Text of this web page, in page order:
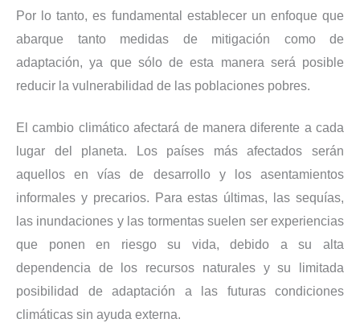
Por lo tanto, es fundamental establecer un enfoque que
abarque tanto medidas de mitigación como de
adaptación, ya que sólo de esta manera será posible
reducir la vulnerabilidad de las poblaciones pobres.
El cambio climático afectará de manera diferente a cada
lugar del planeta. Los países más afectados serán
aquellos en vías de desarrollo y los asentamientos
informales y precarios. Para estas últimas, las sequías,
las inundaciones y las tormentas suelen ser experiencias
que ponen en riesgo su vida, debido a su alta
dependencia de los recursos naturales y su limitada
posibilidad de adaptación a las futuras condiciones
climáticas sin ayuda externa.